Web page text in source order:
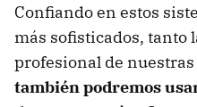
Confiando en estos
más sofisticados, tanto
profesional de
también podremos